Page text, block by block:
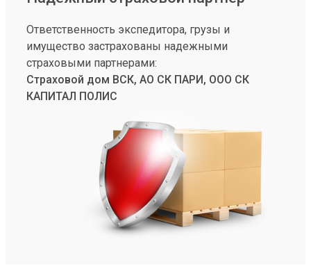
Ответственность экспедитора, грузы и
имущество застрахованы надежными
страховыми партнерами:
Страховой дом ВСК, АО СК ПАРИ, ООО СК
КАПИТАЛ ПОЛИС